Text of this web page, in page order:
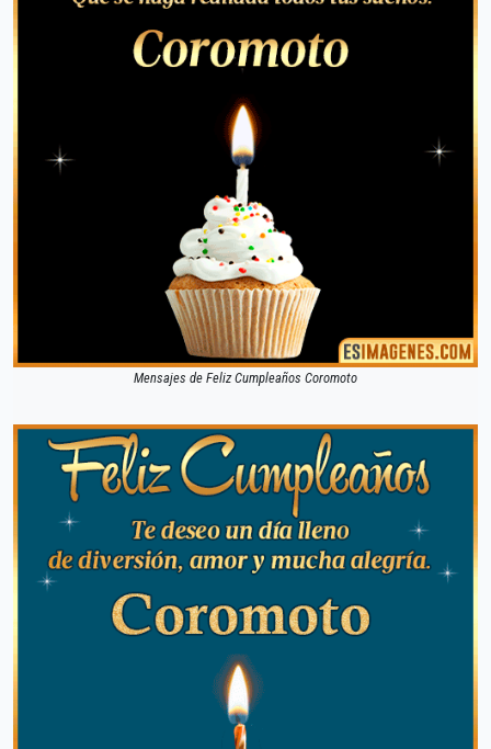
Mensajes de Feliz Cumpleaños Coromoto